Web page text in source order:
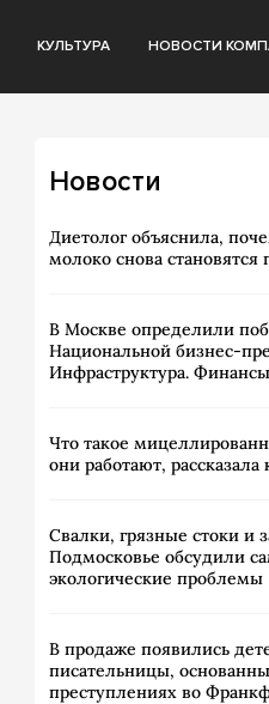
КУЛЬТУРА НОВОСТИ
Новости
Диетолог объяснила,
молоко снова
В Москве определили
Национальной бизнес-
Инфраструктура.
Что такое
они работают,
Свалки, грязные стоки и
Подмосковье обсудили
экологические проблемы
В продаже появились
писательницы,
преступлениях во